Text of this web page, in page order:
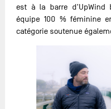
est à la barre d'UpWind
équipe 100 % féminine
catégorie soutenue